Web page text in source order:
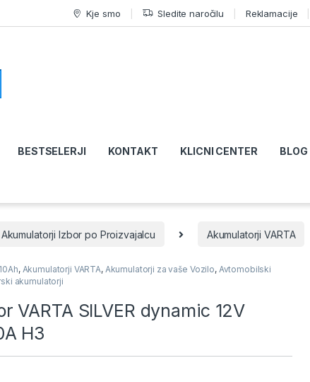
Kje smo Sledite naročilu Reklamacije
BESTSELERJI KONTAKT KLICNI CENTER BLOG
Akumulatorji Izbor po Proizvajalcu Akumulatorji VARTA
, Akumulatorji VARTA, Akumulatorji za vaše Vozilo, Avtomobilski
akumulatorji
VARTA SILVER dynamic 12V
H3